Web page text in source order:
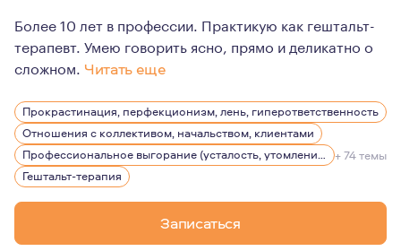
Более 10 лет в профессии. Практикую как гештальт-
терапевт. Умею говорить ясно, прямо и деликатно о
сложном. Читать еще
Психотерапия для меня давно не только работа, но
Всерьез увлечена вопросами улучшения качества
Прокрастинация, перфекционизм, лень, гиперответственность
Отношения с коллективом, начальством, клиентами
Профессиональное выгорание (усталость, утомление), стрессы
+ 74 темы
Гештальт-терапия
Записаться